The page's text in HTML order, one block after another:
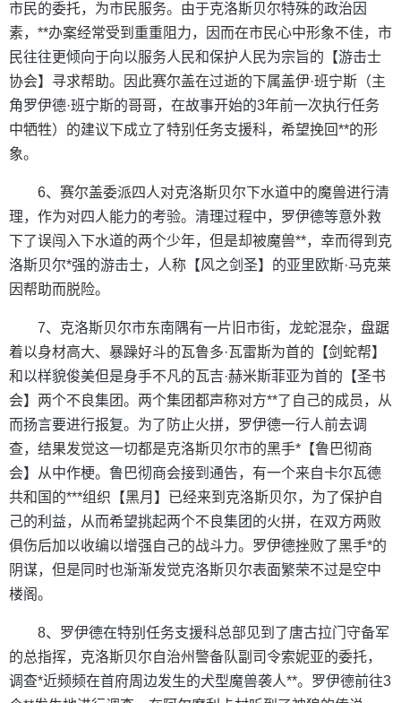
市民的委托，为市民服务。由于克洛斯贝尔特殊的政治因
素，**办案经常受到重重阻力，因而在市民心中形象不佳，市
民往往更倾向于向以服务人民和保护人民为宗旨的【游击士
协会】寻求帮助。因此赛尔盖在过逝的下属盖伊·班宁斯（主
角罗伊德·班宁斯的哥哥，在故事开始的3年前一次执行任务
中牺牲）的建议下成立了特别任务支援科，希望挽回**的形
象。
6、赛尔盖委派四人对克洛斯贝尔下水道中的魔兽进行清
理，作为对四人能力的考验。清理过程中，罗伊德等意外救
下了误闯入下水道的两个少年，但是却被魔兽**，幸而得到克
洛斯贝尔*强的游击士，人称【风之剑圣】的亚里欧斯·马克莱
因帮助而脱险。
7、克洛斯贝尔市东南隅有一片旧市街，龙蛇混杂，盘踞
着以身材高大、暴躁好斗的瓦鲁多·瓦雷斯为首的【剑蛇帮】
和以样貌俊美但是身手不凡的瓦吉·赫米斯菲亚为首的【圣书
会】两个不良集团。两个集团都声称对方**了自己的成员，从
而扬言要进行报复。为了防止火拼，罗伊德一行人前去调
查，结果发觉这一切都是克洛斯贝尔市的黑手*【鲁巴彻商
会】从中作梗。鲁巴彻商会接到通告，有一个来自卡尔瓦德
共和国的***组织【黑月】已经来到克洛斯贝尔，为了保护自
己的利益，从而希望挑起两个不良集团的火拼，在双方两败
俱伤后加以收编以增强自己的战斗力。罗伊德挫败了黑手*的
阴谋，但是同时也渐渐发觉克洛斯贝尔表面繁荣不过是空中
楼阁。
8、罗伊德在特别任务支援科总部见到了唐古拉门守备军
的总指挥，克洛斯贝尔自治州警备队副司令索妮亚的委托，
调查*近频频在首府周边发生的犬型魔兽袭人**。罗伊德前往3